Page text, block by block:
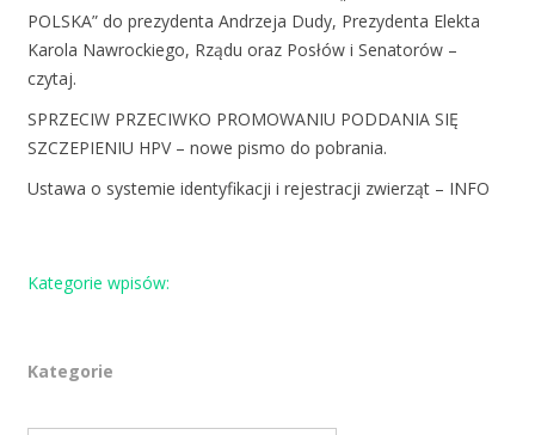
POLSKA” do prezydenta Andrzeja Dudy, Prezydenta Elekta
Karola Nawrockiego, Rządu oraz Posłów i Senatorów –
czytaj.
SPRZECIW PRZECIWKO PROMOWANIU PODDANIA SIĘ
SZCZEPIENIU HPV – nowe pismo do pobrania.
Ustawa o systemie identyfikacji i rejestracji zwierząt – INFO
Kategorie wpisów:
Kategorie